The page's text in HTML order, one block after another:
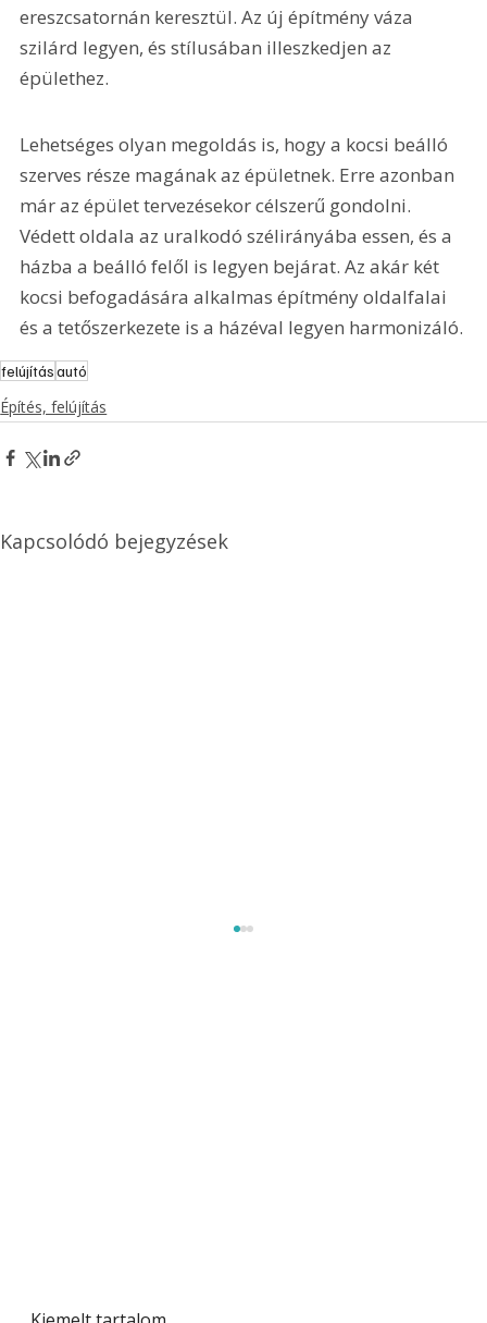
ereszcsatornán keresztül. Az új építmény váza
szilárd legyen, és stílusában illeszkedjen az
épülethez.
Lehetséges olyan megoldás is, hogy a kocsi beálló
szerves része magának az épületnek. Erre azonban
már az épület tervezésekor célszerű gondolni.
Védett oldala az uralkodó szélirányába essen, és a
házba a beálló felől is legyen bejárat. Az akár két
kocsi befogadására alkalmas építmény oldalfalai
és a tetőszerkezete is a házéval legyen harmonizáló.
felújításautó
Építés, felújítás
Kapcsolódó bejegyzések